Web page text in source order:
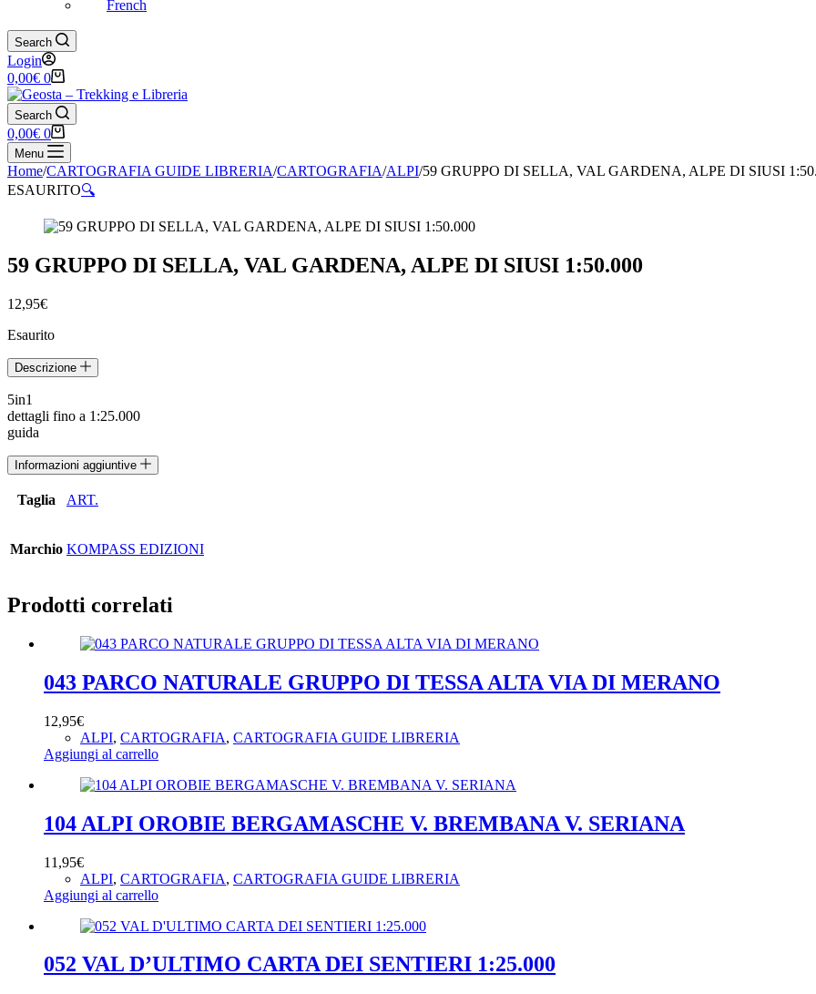
French
Search
Login
Carrello
0,00€ 0
Search
Carrello
0,00€ 0
Menu
Home/CARTOGRAFIA GUIDE LIBRERIA/CARTOGRAFIA/ALPI/59 GRUPPO DI SELLA, VAL GARDENA, ALPE DI SIUSI
ESAURITO🔍
59 GRUPPO DI SELLA, VAL GARDENA, ALPE DI SIUSI 1:50.000
12,95€
Esaurito
Descrizione
5in1
dettagli fino a 1:25.000
guida
Informazioni aggiuntive
Taglia ART.
Marchio KOMPASS EDIZIONI
Prodotti correlati
043 PARCO NATURALE GRUPPO DI TESSA ALTA VIA DI MERANO
12,95€
ALPI, CARTOGRAFIA, CARTOGRAFIA GUIDE LIBRERIA
Aggiungi al carrello
104 ALPI OROBIE BERGAMASCHE V. BREMBANA V. SERIANA
11,95€
ALPI, CARTOGRAFIA, CARTOGRAFIA GUIDE LIBRERIA
Aggiungi al carrello
052 VAL D’ULTIMO CARTA DEI SENTIERI 1:25.000